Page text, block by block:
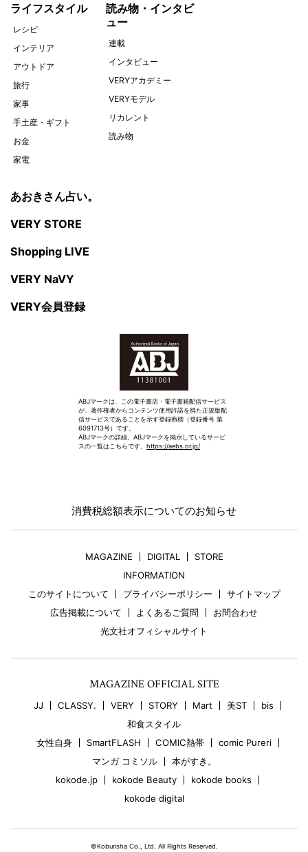
ライフスタイル
レシピ
インテリア
アウトドア
旅行
家事
手土産・ギフト
お金
家電
読み物・インタビ
ュー
連載
インタビュー
VERYアカデミー
VERYモデル
リカレント
読み物
あおきさん占い。
VERY STORE
Shopping LIVE
VERY NaVY
VERY会員登録
ABJマークは、この電子書店・電子書籍配信サービス
が、著作権者からコンテンツ使用許諾を得た正規版配
信サービスであることを示す登録商標（登録番号 第
6091713号）です。
ABJマークの詳細、ABJマークを掲示しているサービ
スの一覧はこちらです。 https://aebs.or.jp/
消費税総額表示についてのお知らせ
MAGAZINE DIGITAL
STORE
INFORMATION
このサイトについて
プライバシーポリシー
サイトマップ
広告掲載について
よくあるご質問
お問合わせ
光文社オフィシャルサイト
MAGAZINE OFFICIAL SITE
JJ CLASSY. VERY STORY Mart 美ST
bis
和食スタイル
女性自身
SmartFLASH COMIC熱帯
comic Pureri
マンガ コミソル
本がすき。
kokode.jp
kokode Beauty
kokode books
kokode digital
©Kobunsha Co., Ltd. All Rights Reserved.